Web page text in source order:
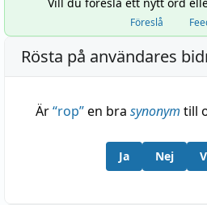
Föreslå
Rösta på användares
Är“rop”en bra synonym till
Ja Nej